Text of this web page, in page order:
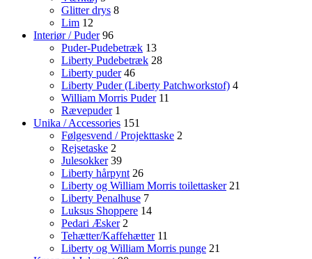
Glitter drys 8
Lim 12
Interiør / Puder 96
Puder-Pudebetræk 13
Liberty Pudebetræk 28
Liberty puder 46
Liberty Puder (Liberty Patchworkstof) 4
William Morris Puder 11
Rævepuder 1
Unika / Accessories 151
Følgesvend / Projekttaske 2
Rejsetaske 2
Julesokker 39
Liberty hårpynt 26
Liberty og William Morris toilettasker 21
Liberty Penalhuse 7
Luksus Shoppere 14
Pedari Æsker 2
Tehætter/Kaffehætter 11
Liberty og William Morris punge 21